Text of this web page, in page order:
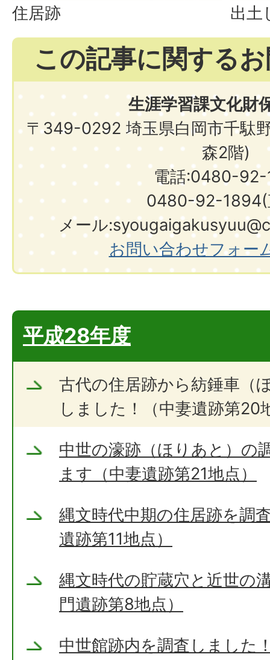
住居跡 出土
この記事に関する
生涯学習課文化財
〒349-0292 埼玉県白岡市千駄
森2階)
電話:0480-92-
0480-92-1894(
メール
お問い合わせフォー
平成28年度
古代の住居跡から紡錘車（
しました！（中妻遺跡第20
中世の濠跡（ほりあと）の
ます（中妻遺跡第21地点）
縄文時代中期の住居跡を調
遺跡第11地点）
縄文時代の貯蔵穴と近世の
門遺跡第8地点）
中世館跡内を調査しました